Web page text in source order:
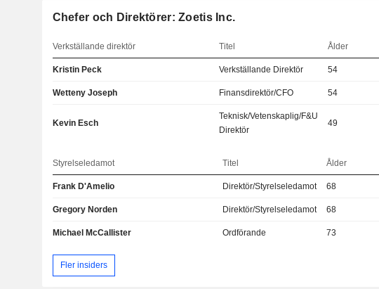
Chefer och Direktörer: Zoetis Inc.
Verkställande direktör Titel Ålder
Kristin Peck Verkställande Direktör 54
Wetteny Joseph Finansdirektör/CFO 54
Kevin Esch
Teknisk/Vetenskaplig/F&U
Direktör
49
Styrelseledamot Titel Ålder
Frank D'Amelio Direktör/Styrelseledamot 68
Gregory Norden Direktör/Styrelseledamot 68
Michael McCallister Ordförande 73
Fler insiders